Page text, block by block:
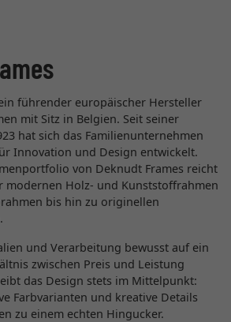
führender europäischer Hersteller
mit Sitz in Belgien. Seit seiner
hat sich das Familienunternehmen
Innovation und Design entwickelt.
von Deknudt Frames reicht
modernen Holz- und Kunststoffrahmen
bis hin zu originellen
und Verarbeitung bewusst auf ein
zwischen Preis und Leistung
das Design stets im Mittelpunkt:
Farbvarianten und kreative Details
zu einem echten Hingucker.